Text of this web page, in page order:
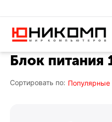
Блок питания
Сортировать по: